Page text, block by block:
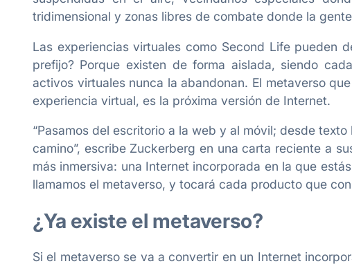
tridimensional y zonas libres de combate donde la
Las experiencias virtuales como Second Life pueden
prefijo? Porque existen de forma aislada, siendo
activos virtuales nunca la abandonan. El metaverso
experiencia virtual, es la próxima versión de Internet.
“Pasamos del escritorio a la web y al móvil; desde
camino”, escribe Zuckerberg en una carta reciente a
más inmersiva: una Internet incorporada en la que
llamamos el metaverso, y tocará cada producto que
¿Ya existe el metaverso?
Si el metaverso se va a convertir en un Internet